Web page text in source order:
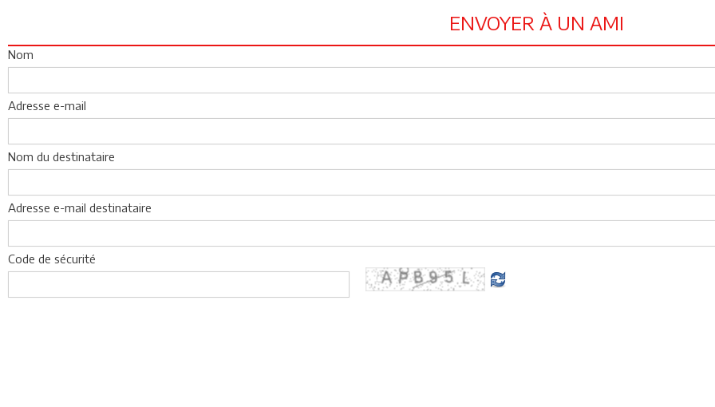
ENVOYER À UN AMI
Nom
Adresse e-mail
Nom du destinataire
Adresse e-mail destinataire
Code de sécurité